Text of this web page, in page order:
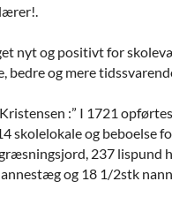
nyt og positivt for
og mere
:” I 1721
skolelokale og beboelse
237 lispund
og 18 1/2stk